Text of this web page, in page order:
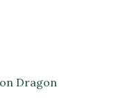
Dragon